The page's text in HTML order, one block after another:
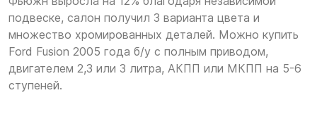
подвеске, салон получил 3 варианта цвета и
множество хромированных деталей. Можно купить
Ford Fusion 2005 года б/у с полным приводом,
двигателем 2,3 или 3 литра, АКПП или МКПП на 5-6
ступеней.